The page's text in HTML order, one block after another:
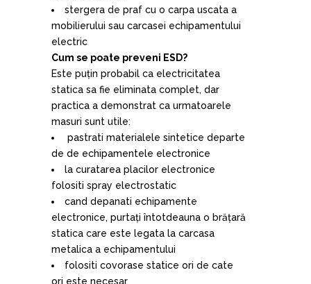
stergera de praf cu o carpa uscata a
mobilierului sau carcasei echipamentului
electric
Cum se poate preveni ESD?
Este puțin probabil ca electricitatea
statica sa fie eliminata complet, dar
practica a demonstrat ca urmatoarele
masuri sunt utile:
pastrati materialele sintetice departe
de de echipamentele electronice
la curatarea placilor electronice
folositi spray electrostatic
cand depanati echipamente
electronice, purtați întotdeauna o brățară
statica care este legata la carcasa
metalica a echipamentului
folositi covorase statice ori de cate
ori este necesar